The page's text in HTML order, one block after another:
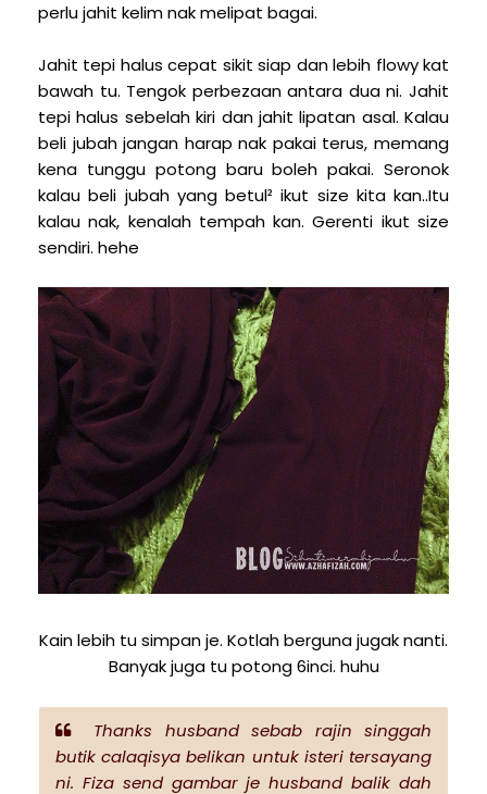
perlu jahit kelim nak melipat bagai.
Jahit tepi halus cepat sikit siap dan lebih flowy kat
bawah tu. Tengok perbezaan antara dua ni. Jahit
tepi halus sebelah kiri dan jahit lipatan asal. Kalau
beli jubah jangan harap nak pakai terus, memang
kena tunggu potong baru boleh pakai. Seronok
kalau beli jubah yang betul² ikut size kita kan..Itu
kalau nak, kenalah tempah kan. Gerenti ikut size
sendiri. hehe
Kain lebih tu simpan je. Kotlah berguna jugak nanti.
Banyak juga tu potong 6inci. huhu
Thanks husband sebab rajin singgah
butik calaqisya belikan untuk isteri tersayang
ni. Fiza send gambar je husband balik dah